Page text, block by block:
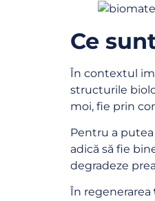
Ce
În contextul
structurile
moi, fie prin
Pentru a
adică să fie
degradeze
În regenerarea